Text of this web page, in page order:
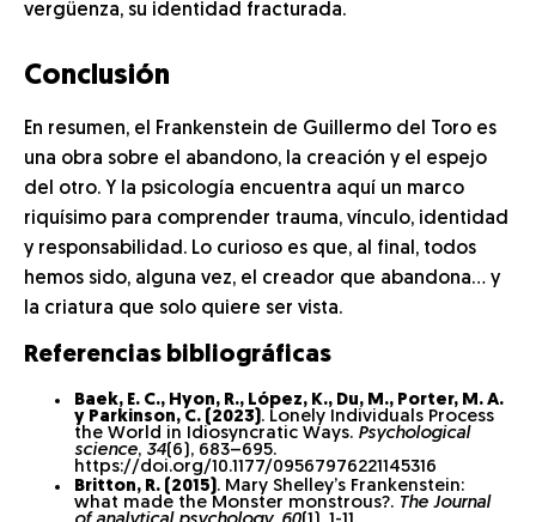
vergüenza, su identidad fracturada.
Conclusión
En resumen, el Frankenstein de Guillermo del Toro es
una obra sobre el abandono, la creación y el espejo
del otro. Y la psicología encuentra aquí un marco
riquísimo para comprender trauma, vínculo, identidad
y responsabilidad. Lo curioso es que, al final, todos
hemos sido, alguna vez, el creador que abandona… y
la criatura que solo quiere ser vista.
Referencias bibliográficas
Baek, E. C., Hyon, R., López, K., Du, M., Porter, M. A.
y Parkinson, C. (2023). Lonely Individuals Process
the World in Idiosyncratic Ways. Psychological
science, 34(6), 683–695.
https://doi.org/10.1177/09567976221145316
Britton, R. (2015). Mary Shelley’s Frankenstein:
what made the Monster monstrous?. The Journal